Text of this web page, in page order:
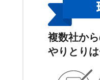
複数社か
やりとり